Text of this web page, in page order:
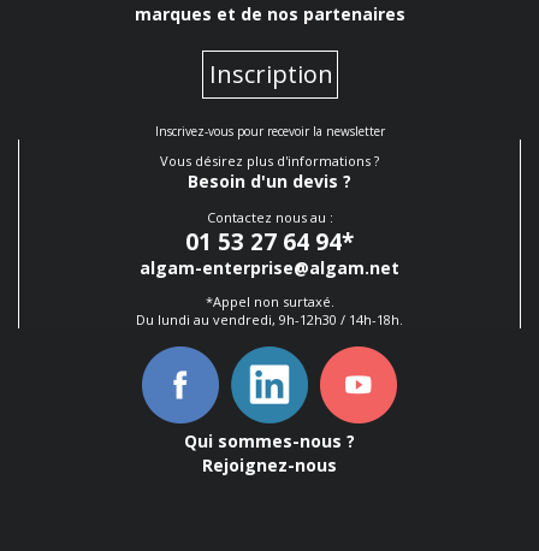
marques et de nos partenaires
Inscription
Inscrivez-vous pour recevoir la newsletter
Vous désirez plus d'informations ?
Besoin d'un devis ?
Contactez nous au :
01 53 27 64 94*
algam-enterprise@algam.net
*Appel non surtaxé.
Du lundi au vendredi, 9h-12h30 / 14h-18h.
Qui sommes-nous ?
Rejoignez-nous